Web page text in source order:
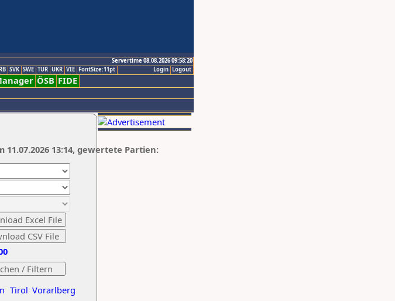
Servertime 08.08.2026 09:58:20
Logout
Login
SVK SWE TUR UKR VIE FontSize:11pt
ÖSB FIDE
Tirol Vorarlberg
11.07.2026 13:14, gewertete Partien: